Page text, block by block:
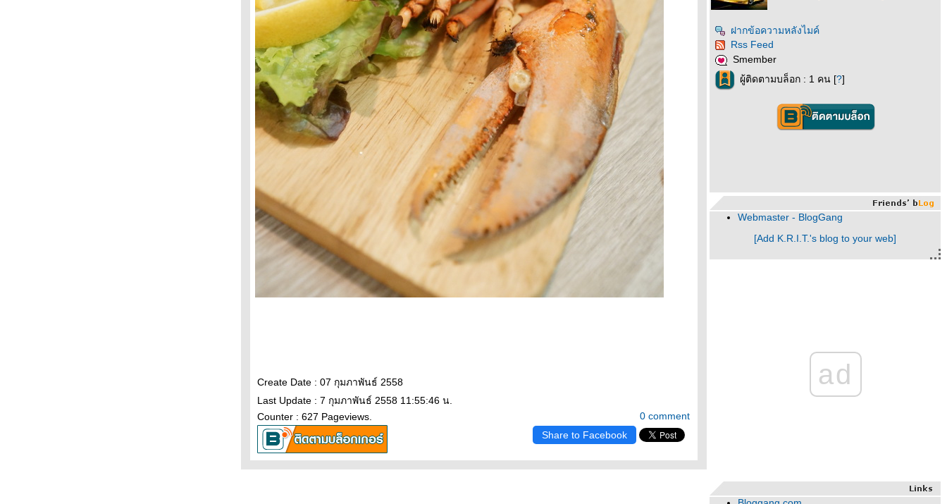
Create Date : 07 กุมภาพันธ์ 2558
0 comment
Last Update : 7 กุมภาพันธ์ 2558 11:55:46 น.
Counter : 627 Pageviews.
Share to Facebook
ฝากข้อความหลังไมค์
Rss Feed
Smember
ผู้ติดตามบล็อก : 1 คน [?]
Webmaster - BlogGang
[Add K.R.I.T.'s blog to your web]
ad